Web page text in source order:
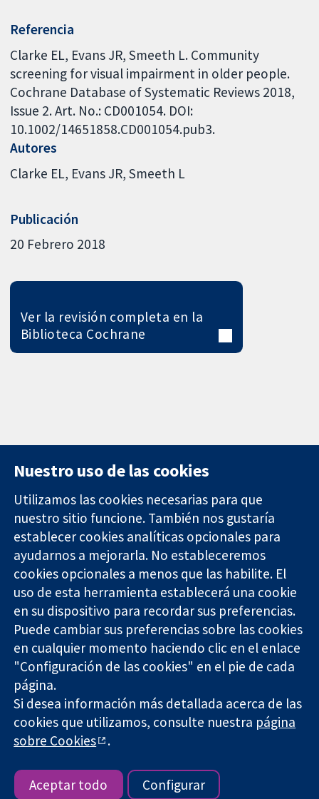
Referencia
Clarke EL, Evans JR, Smeeth L. Community
screening for visual impairment in older people.
Cochrane Database of Systematic Reviews 2018,
Issue 2. Art. No.: CD001054. DOI:
10.1002/14651858.CD001054.pub3.
Autores
Clarke EL Evans JR Smeeth L
Publicación
20 Febrero 2018
Ver la revisión completa en la
Biblioteca Cochrane
Evidencia fiable.
Decisiones
informadas.
Mejor salud.
11-13 Cavendish
Square
Londres
W1G 0AN
Reino Unido
Contacto
Noticias
Prensa
Sobre
nosotros
Empleo
Cochrane
Library
The Cochrane Collaboration is a charity (no. 1045921) and a
company limited by guarantee (no. 03044323) registered in
England & Wales. VAT registration number GB 718 2127 49.
Copyright © 2026 The Cochrane Collaboration
Términos y condiciones del sitio web|Responsabilidades
Privacidad|Política de cookies|Configuración de cookies
Nuestro uso de las cookies
Utilizamos las cookies necesarias para que
nuestro sitio funcione. También nos gustaría
establecer cookies analíticas opcionales para
ayudarnos a mejorarla. No estableceremos
cookies opcionales a menos que las habilite. El
uso de esta herramienta establecerá una cookie
en su dispositivo para recordar sus preferencias.
Puede cambiar sus preferencias sobre las cookies
en cualquier momento haciendo clic en el enlace
"Configuración de las cookies" en el pie de cada
página.
Si desea información más detallada acerca de las
cookies que utilizamos, consulte nuestra página
sobre Cookies
.
Aceptar todo Configurar